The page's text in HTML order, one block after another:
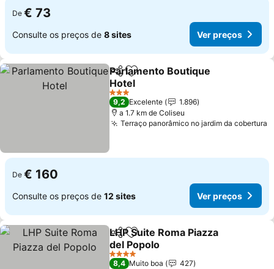
De € 73
Consulte os preços de 8 sites Ver preços
PartilharAdicionar aos favoritos
Parlamento Boutique
Hotel
3 Estrelas
9,2 Excelente
1.896
a 1.7 km de Coliseu
Terraço panorâmico no jardim da cobertura
De € 160
Consulte os preços de 12 sites Ver preços
PartilharAdicionar aos favoritos
LHP Suite Roma Piazza
del Popolo
4 Estrelas
8,4 Muito boa
427